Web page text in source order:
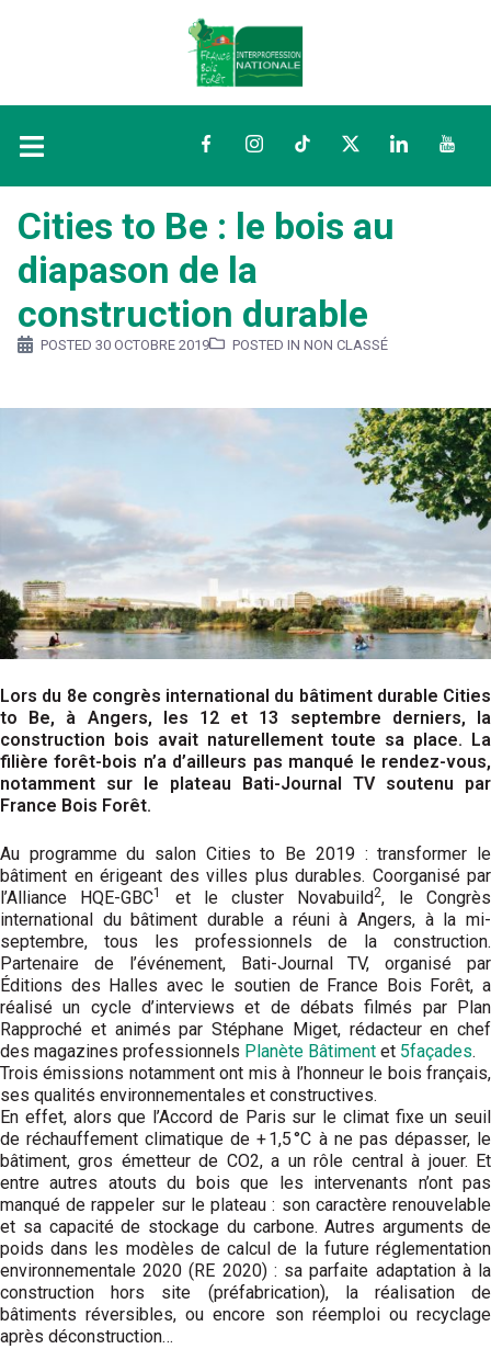
FacebookInstagramTikTokTwitterLinkedIn
Cities to Be : le bois au
diapason de la
construction durable
POSTED 30 OCTOBRE 2019 POSTED IN NON CLASSÉ
Lors du 8e congrès international du bâtiment durable Cities
to Be, à Angers, les 12 et 13 septembre derniers, la
construction bois avait naturellement toute sa place. La
filière forêt-bois n’a d’ailleurs pas manqué le rendez-vous,
notamment sur le plateau Bati-Journal TV soutenu par
France Bois Forêt.
Au programme du salon Cities to Be 2019 : transformer le
bâtiment en érigeant des villes plus durables. Coorganisé par
l’Alliance HQE-GBC1 et le cluster Novabuild2, le Congrès
international du bâtiment durable a réuni à Angers, à la mi-
septembre, tous les professionnels de la construction.
Partenaire de l’événement, Bati-Journal TV, organisé par
Éditions des Halles avec le soutien de France Bois Forêt, a
réalisé un cycle d’interviews et de débats filmés par Plan
Rapproché et animés par Stéphane Miget, rédacteur en chef
des magazines professionnels Planète Bâtiment et 5façades.
Trois émissions notamment ont mis à l’honneur le bois français,
ses qualités environnementales et constructives.
En effet, alors que l’Accord de Paris sur le climat fixe un seuil
de réchauffement climatique de + 1,5 °C à ne pas dépasser, le
bâtiment, gros émetteur de CO2, a un rôle central à jouer. Et
entre autres atouts du bois que les intervenants n’ont pas
manqué de rappeler sur le plateau : son caractère renouvelable
et sa capacité de stockage du carbone. Autres arguments de
poids dans les modèles de calcul de la future réglementation
environnementale 2020 (RE 2020) : sa parfaite adaptation à la
construction hors site (préfabrication), la réalisation de
bâtiments réversibles, ou encore son réemploi ou recyclage
après déconstruction…